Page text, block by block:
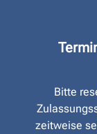
Bitte
zeitweise